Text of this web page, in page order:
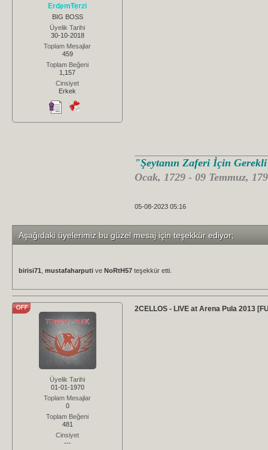
ErdemTerzi
BIG BOSS
Üyelik Tarihi
30-10-2018
Toplam Mesajlar
459
Toplam Beğeni
1,157
Cinsiyet
Erkek
"Şeytanın Zaferi İçin
Ocak, 1729 - 09 Temmuz,
05-08-2023 05:16
Aşağıdaki üyelerimiz bu güzel mesaj için teşekkür ediyor;
birisi71 mustafaharputi ve NoRtH57 teşekkür etti.
Üyelik Tarihi
01-01-1970
Toplam Mesajlar
0
Toplam Beğeni
481
Cinsiyet
---
2CELLOS - LIVE at Arena Pula 2013